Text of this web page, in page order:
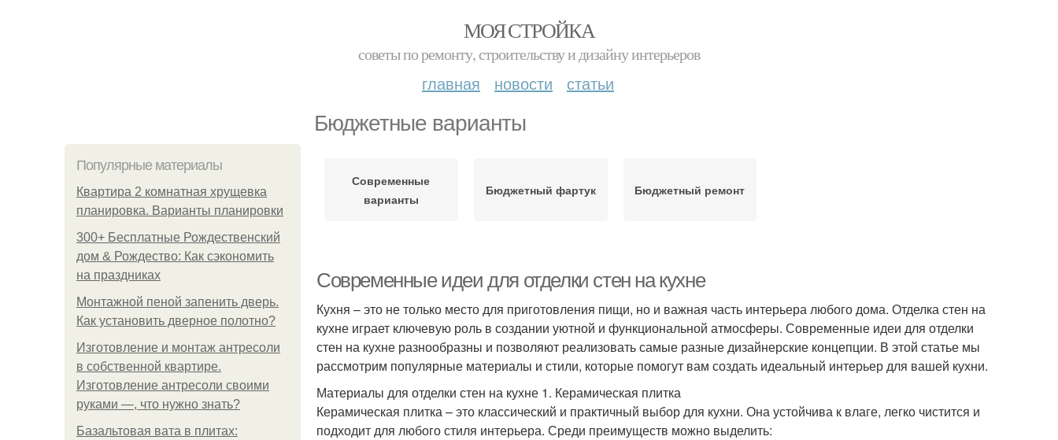
МОЯ СТРОЙКА
советы по ремонту, строительству и дизайну интерьеров
главная новости статьи
Бюджетные варианты
Популярные материалы
Квартира 2 комнатная хрущевка
планировка. Варианты планировки
300+ Бесплатные Рождественский
дом & Рождество: Как сэкономить
на праздниках
Монтажной пеной запенить дверь.
Как установить дверное полотно?
Изготовление и монтаж антресоли
в собственной квартире.
Изготовление антресоли своими
руками —, что нужно знать?
Базальтовая вата в плитах:
Современные
варианты
Бюджетный фартук Бюджетный ремонт
Современные идеи для отделки стен на кухне
Кухня – это не только место для приготовления пищи, но и важная часть интерьера любого дома. Отделка стен на
кухне играет ключевую роль в создании уютной и функциональной атмосферы. Современные идеи для отделки
стен на кухне разнообразны и позволяют реализовать самые разные дизайнерские концепции. В этой статье мы
рассмотрим популярные материалы и стили, которые помогут вам создать идеальный интерьер для вашей кухни.
Материалы для отделки стен на кухне 1. Керамическая плитка
Керамическая плитка – это классический и практичный выбор для кухни. Она устойчива к влаге, легко чистится и
подходит для любого стиля интерьера. Среди преимуществ можно выделить: